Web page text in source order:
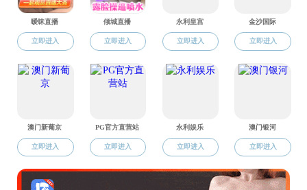
上一篇：杨明一
下一篇： 牛睿捷